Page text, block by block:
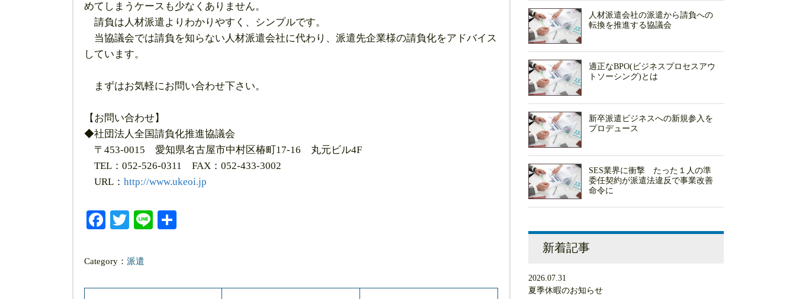
めてしまうケースも少なくありません。
請負は人材派遣よりわかりやすく、シンプルです。
当協議会では請負を知らない人材派遣会社に代わり、派遣先企業様の請負化をアドバイス
しています。
まずはお気軽にお問い合わせ下さい。
【お問い合わせ】
◆社団法人全国請負化推進協議会
〒453-0015 愛知県名古屋市中村区椿町17-16 丸元ビル4F
TEL：052-526-0311 FAX：052-433-3002
URL： http://www.ukeoi.jp
Facebook
Twitter
Line
Category： 派遣
人材派遣会社の派遣から請負への
転換を推進する協議会
適正なBPO(ビジネスプロセスアウ
トソーシング)とは
新卒派遣ビジネスへの新規参入を
プロデュース
SES業界に衝撃 たった１人の準
委任契約が派遣法違反で事業改善
命令に
新着記事
2026.07.31
夏季休暇のお知らせ